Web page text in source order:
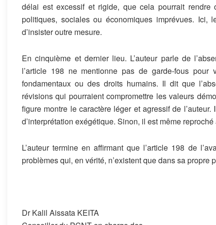
délai est excessif et rigide, que cela pourrait rendre
politiques, sociales ou économiques imprévues. Ici,
d’insister outre mesure.
En cinquième et dernier lieu. L’auteur parle de
l’article 198 ne mentionne pas de garde-fous
fondamentaux ou des droits humains. Il dit que
révisions qui pourraient compromettre les valeurs
figure montre le caractère léger et agressif de
d’interprétation exégétique. Sinon, il est même
L’auteur termine en affirmant que l’article 198 de
problèmes qui, en vérité, n’existent que dans sa propre
Dr Kalil Aissata KEITA